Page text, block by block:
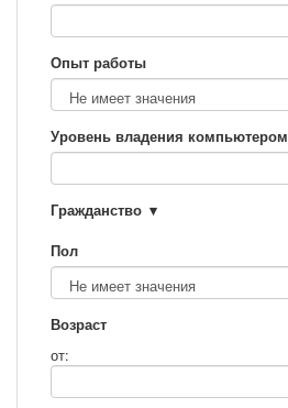
Опыт работы
Уровень владения компьютером
Гражданство
Пол
Возраст
от: